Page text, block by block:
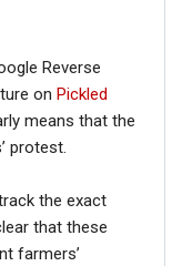
Reverse
on Pickled
means that the
protest.
the exact
that these
farmers’